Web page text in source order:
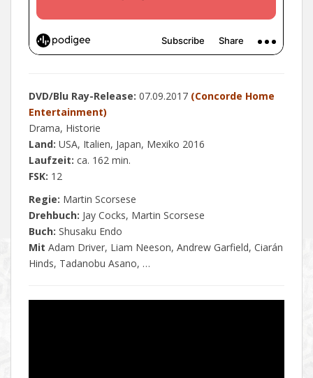
DVD/Blu Ray-Release: 07.09.2017 (Concorde Home
Entertainment)
Drama, Historie
Land: USA, Italien, Japan, Mexiko 2016
Laufzeit: ca. 162 min.
FSK: 12
Regie: Martin Scorsese
Drehbuch: Jay Cocks, Martin Scorsese
Buch: Shusaku Endo
Mit Adam Driver, Liam Neeson, Andrew Garfield, Ciarán
Hinds, Tadanobu Asano, …